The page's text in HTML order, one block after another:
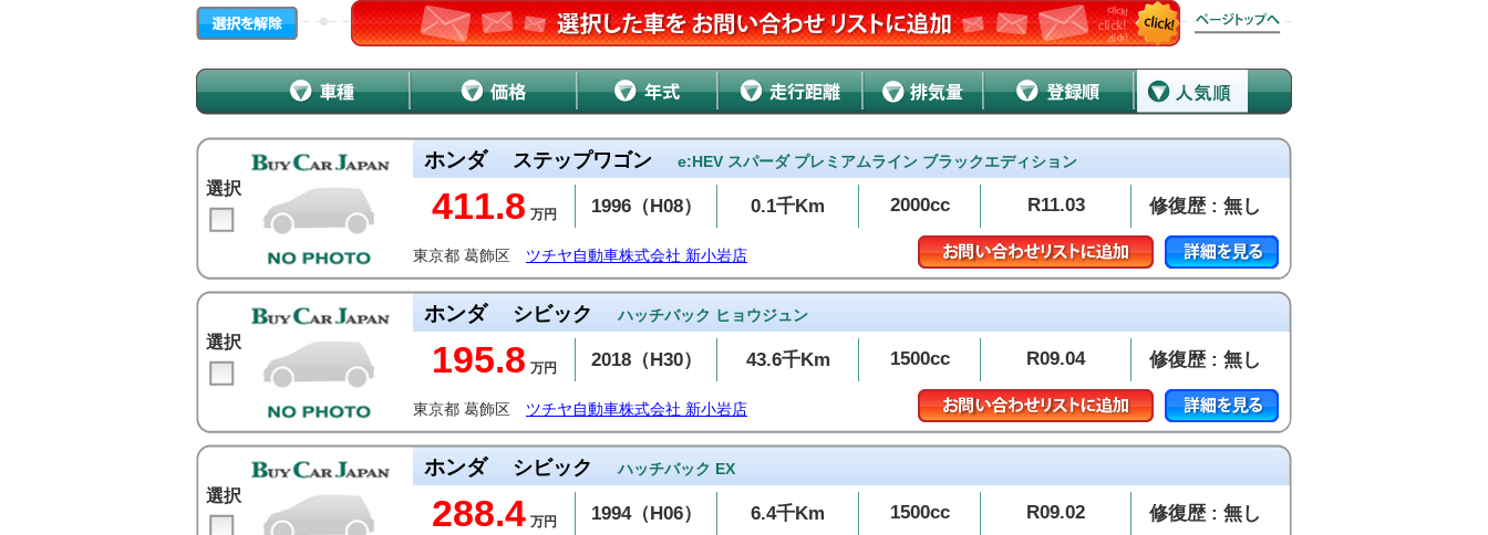
選択
ホンダ ステップワゴン e:HEV スパーダ プレミアムライン ブラックエディション
411.8 万円 1996（H08） 0.1千Km 2000cc R11.03 修復歴 : 無し
東京都 葛飾区 ツチヤ自動車株式会社 新小岩店
選択
ホンダ シビック ハッチバック ヒョウジュン
195.8 万円 2018（H30） 43.6千Km 1500cc R09.04 修復歴 : 無し
東京都 葛飾区 ツチヤ自動車株式会社 新小岩店
選択
ホンダ シビック ハッチバック EX
288.4 万円 1994（H06） 6.4千Km 1500cc R09.02 修復歴 : 無し